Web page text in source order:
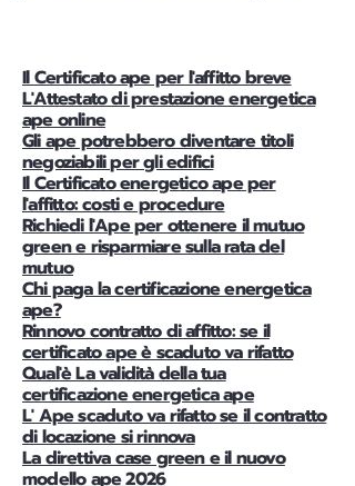
Il Certificato ape per l'affitto breve
L'Attestato di prestazione energetica
ape online
Gli ape potrebbero diventare titoli
negoziabili per gli edifici
Il Certificato energetico ape per
l'affitto: costi e procedure
Richiedi l'Ape per ottenere il mutuo
green e risparmiare sulla rata del
mutuo
Chi paga la certificazione energetica
ape?
Rinnovo contratto di affitto: se il
certificato ape è scaduto va rifatto
Qual'è La validità della tua
certificazione energetica ape
L' Ape scaduto va rifatto se il contratto
di locazione si rinnova
La direttiva case green e il nuovo
modello ape 2026